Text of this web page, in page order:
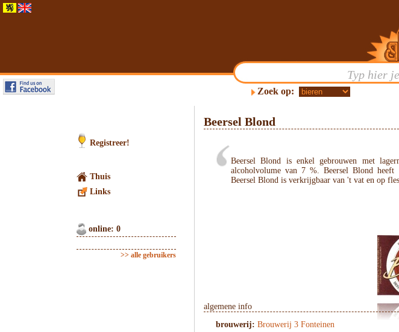
Zoek op:
Registreer!
Thuis
Links
online: 0
>> alle gebruikers
Beersel Blond
Beersel Blond is enkel gebrouwen met
alcoholvolume van 7 %. Beersel Blond heeft
Beersel Blond is verkrijgbaar van 't vat en op
algemene info
brouwerij: Brouwerij 3 Fonteinen